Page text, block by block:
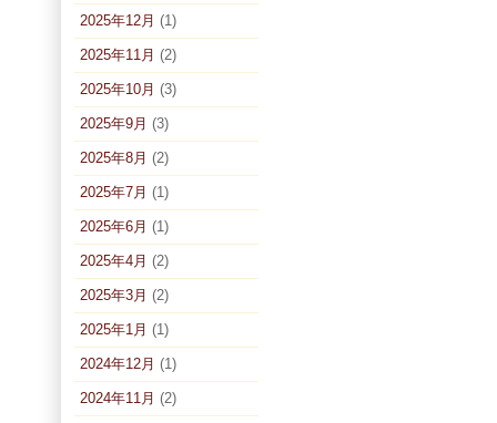
2025年12月 (1)
2025年11月 (2)
2025年10月 (3)
2025年9月 (3)
2025年8月 (2)
2025年7月 (1)
2025年6月 (1)
2025年4月 (2)
2025年3月 (2)
2025年1月 (1)
2024年12月 (1)
2024年11月 (2)